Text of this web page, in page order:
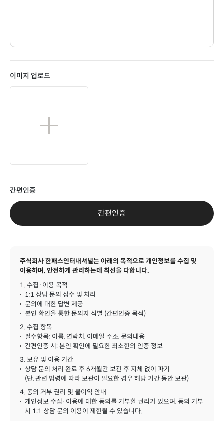
이미지 업로드
간편인증
간편인증
주식회사 한패스인터내셔널는 아래의 목적으로 개인정보를 수집 및
이용하며, 안전하게 관리하는데 최선을 다합니다.
1. 수집·이용 목적
1:1 상담 문의 접수 및 처리
문의에 대한 답변 제공
본인 확인을 통한 문의자 식별 (간편인증 목적)
2. 수집 항목
필수항목: 이름, 연락처, 이메일 주소, 문의내용
간편인증 시: 본인 확인에 필요한 최소한의 인증 정보
3. 보유 및 이용 기간
상담 문의 처리 완료 후 6개월간 보관 후 지체 없이 파기
(단, 관련 법령에 따라 보관이 필요한 경우 해당 기간 동안 보관)
4. 동의 거부 권리 및 불이익 안내
개인정보 수집·이용에 대한 동의를 거부할 권리가 있으며, 동의 거부
시 1:1 상담 문의 이용이 제한될 수 있습니다.